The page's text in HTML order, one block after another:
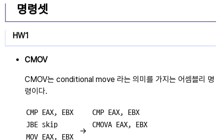
명령셋
HW1
CMOV
CMOV는 conditional move 라는 의미를 가지는 어셈블리 명
령이다.
CMP EAX, EBX
JBE skip
MOV EAX, EBX
→
CMP EAX, EBX